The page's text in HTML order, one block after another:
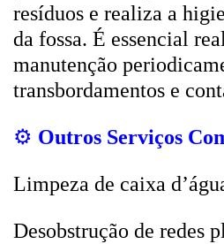
resíduos e realiza a
da fossa. É essencial
manutenção
transbordamentos e
⚙️ Outros Serviços
Limpeza de caixa
Desobstrução de redes